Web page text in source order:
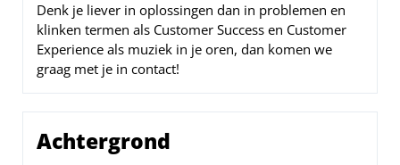
Denk je liever in oplossingen dan in problemen en
klinken termen als Customer Success en Customer
Experience als muziek in je oren, dan komen we
graag met je in contact!
Achtergrond